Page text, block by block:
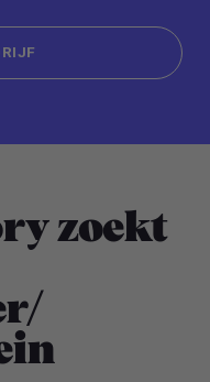
– én een clubje
zoekt